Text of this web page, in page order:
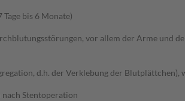
bis 6 Monate)
vor allem der Arme und
d.h. der Verklebung der Blutplättchen),
Stentoperation